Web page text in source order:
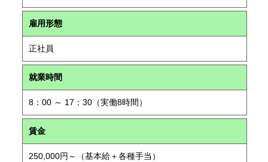
雇用形態
正社員
就業時間
8：00 ～ 17：30（実働8時間）
賃金
250,000円～（基本給＋各種手当）